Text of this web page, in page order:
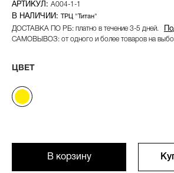
A004-1-1
ТРЦ "Титан"
ДОСТАВКА ПО РБ: платно в течение 3-5 дней.
САМОВЫВОЗ: от одного и более товаров на
ЦВЕТ
В корзину